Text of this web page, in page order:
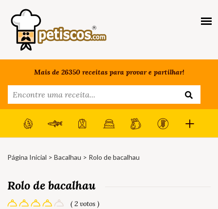
Mais de 26350 receitas para provar e partilhar!
Página Inicial > Bacalhau > Rolo de bacalhau
Rolo de bacalhau
( 2 votos )